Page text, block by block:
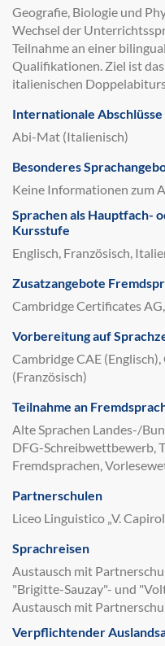
Geografie, Biologie und
Wechsel der
Teilnahme an einer
Qualifikationen. Ziel ist
italienischen
Internationale Abschlüsse
Abi-Mat (Italienisch)
Besonderes
Keine Informationen zum
Sprachen als Hauptfach-
Kursstufe
Englisch, Französisch,
Zusatzangebote
Cambridge Certificates
Vorbereitung auf
Cambridge CAE
(Französisch)
Teilnahme an
Alte Sprachen Landes-/
DFG-Schreibwettbewerb,
Fremdsprachen,
Partnerschulen
Liceo Linguistico „V.
Sprachreisen
Austausch mit
"Brigitte-Sauzay"- und
Austausch mit
Verpflichtender